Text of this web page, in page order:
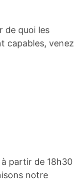
de quoi les
capables, venez
partir de 18h30
notre